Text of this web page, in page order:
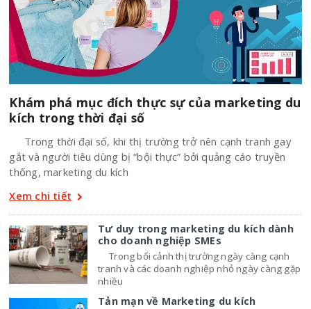
Khám phá mục đích thực sự của marketing du
kích trong thời đại số
Trong thời đại số, khi thị trường trở nên cạnh tranh gay
gắt và người tiêu dùng bị “bội thực” bởi quảng cáo truyền
thống, marketing du kích
Xem chi tiết
Tư duy trong marketing du kích dành
cho doanh nghiệp SMEs
Trong bối cảnh thị trường ngày càng cạnh
tranh và các doanh nghiệp nhỏ ngày càng gặp
nhiều
Tản mạn về Marketing du kích